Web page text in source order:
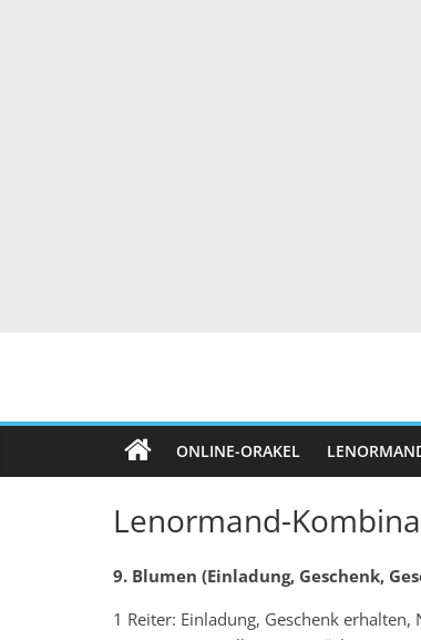
ONLINE-ORAKEL
Lenormand-
9. Blumen (Einladung, Geschenk,
1 Reiter: Einladung, Geschenk